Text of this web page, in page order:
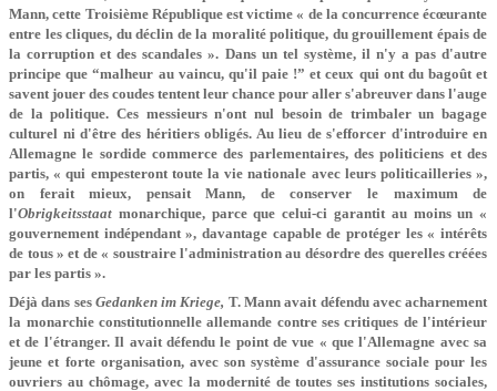
Mann, cette Troisième République est victime « de la concurrence écœurante
entre les cliques, du déclin de la moralité politique, du grouillement épais de
la corruption et des scandales ». Dans un tel système, il n'y a pas d'autre
principe que “malheur au vaincu, qu'il paie !” et ceux qui ont du bagoût et
savent jouer des coudes tentent leur chance pour aller s'abreuver dans l'auge
de la politique. Ces messieurs n'ont nul besoin de trimbaler un bagage
culturel ni d'être des héritiers obligés. Au lieu de s'efforcer d'introduire en
Allemagne le sordide commerce des parlementaires, des politiciens et des
partis, « qui empesteront toute la vie nationale avec leurs politicailleries »,
on ferait mieux, pensait Mann, de conserver le maximum de
l'Obrigkeitsstaat monarchique, parce que celui-ci garantit au moins un «
gouvernement indépendant », davantage capable de protéger les « intérêts
de tous » et de « soustraire l'administration au désordre des querelles créées
par les partis ».
Déjà dans ses Gedanken im Kriege, T. Mann avait défendu avec acharnement
la monarchie constitutionnelle allemande contre ses critiques de l'intérieur
et de l'étranger. Il avait défendu le point de vue « que l'Allemagne avec sa
jeune et forte organisation, avec son système d'assurance sociale pour les
ouvriers au chômage, avec la modernité de toutes ses institutions sociales,